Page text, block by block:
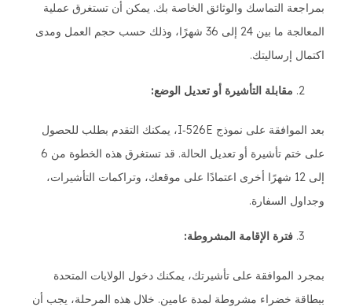
بمراجعة التماسك والوثائق الخاصة بك. يمكن أن تستغرق عملية
المعالجة ما بين 24 إلى 36 شهرًا، وذلك حسب حجم العمل ومدى
اكتمال إرساليتك.
مقابلة التأشيرة أو تعديل الوضع:
بعد الموافقة على نموذج I‑526E، يمكنك التقدم بطلب للحصول
على ختم تأشيرة أو تعديل الحالة. قد تستغرق هذه الخطوة من 6
إلى 12 شهرًا أخرى اعتمادًا على موقعك، وتراكمات التأشيرات،
وجداول السفارة.
فترة الإقامة المشروطة:
بمجرد الموافقة على تأشيرتك، يمكنك دخول الولايات المتحدة
ببطاقة خضراء مشروطة لمدة عامين. خلال هذه المرحلة، يجب أن